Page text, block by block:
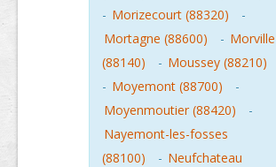
- Morizecourt (88320)
-
Mortagne (88600)
- Morville
(88140)
- Moussey (88210)
- Moyemont (88700)
-
Moyenmoutier (88420)
-
Nayemont-les-fosses
(88100)
- Neufchateau